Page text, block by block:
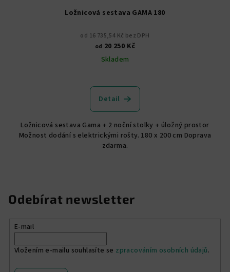
Ložnicová sestava GAMA 180
od 16 735,54 Kč bez DPH
od 20 250 Kč
Skladem
Detail
Ložnicová sestava Gama + 2 noční stolky + úložný prostor
Možnost dodání s elektrickými rošty. 180 x 200 cm Doprava
zdarma.
Odebírat newsletter
E-mail
Vložením e-mailu souhlasíte se zpracováním osobních údajů.